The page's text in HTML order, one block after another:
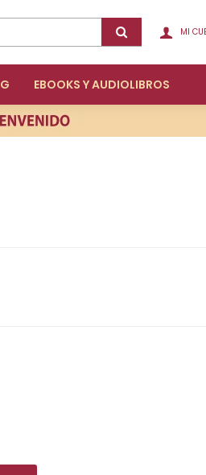
EBOOKS Y AUDIOLIBROS